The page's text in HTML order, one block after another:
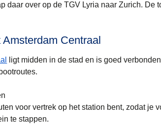
daar over op de TGV Lyria naar Zurich. De
Centraal
ligt midden in de stad en is goed
voor vertrek op het station bent, zodat je
te stappen.